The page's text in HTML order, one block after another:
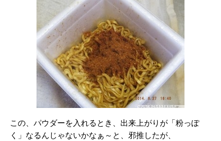
この、パウダーを入れるとき、出来上がりが「粉っぽ
く」なるんじゃないかなぁ～と、邪推したが、